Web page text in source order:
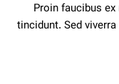
Proin faucibus
tincidunt. Sed